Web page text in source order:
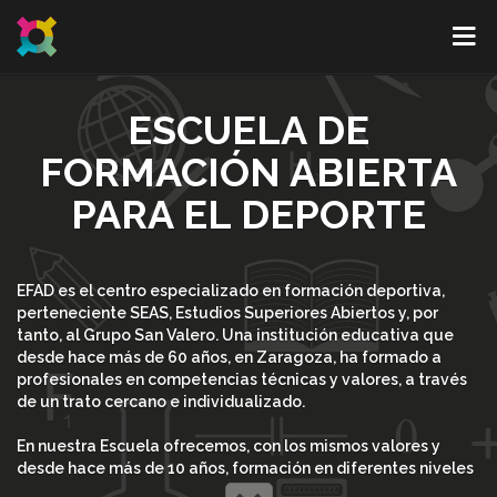
ESCUELA DE
FORMACIÓN ABIERTA
PARA EL DEPORTE
EFAD es el centro especializado en formación deportiva,
perteneciente SEAS, Estudios Superiores Abiertos y, por
tanto, al Grupo San Valero. Una institución educativa que
desde hace más de 60 años, en Zaragoza, ha formado a
profesionales en competencias técnicas y valores, a través
de un trato cercano e individualizado.
En nuestra Escuela ofrecemos, con los mismos valores y
desde hace más de 10 años, formación en diferentes niveles
académicos (desde cursos especializados a másteres) en